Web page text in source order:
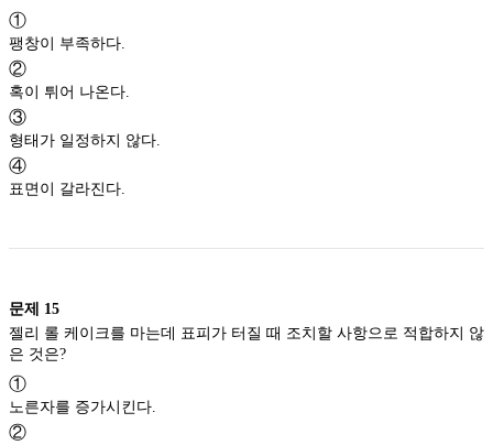
①
팽창이 부족하다.
②
혹이 튀어 나온다.
③
형태가 일정하지 않다.
④
표면이 갈라진다.
문제 15
젤리 롤 케이크를 마는데 표피가 터질 때 조치할 사항으로 적합하지 않
은 것은?
①
노른자를 증가시킨다.
②